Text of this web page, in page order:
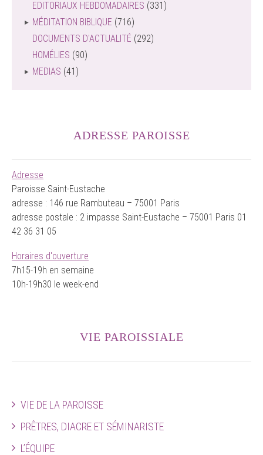
EDITORIAUX HEBDOMADAIRES (331)
MÉDITATION BIBLIQUE (716)
DOCUMENTS D'ACTUALITÉ (292)
HOMÉLIES (90)
MEDIAS (41)
ADRESSE PAROISSE
Adresse
Paroisse Saint-Eustache
adresse : 146 rue Rambuteau – 75001 Paris
adresse postale : 2 impasse Saint-Eustache – 75001 Paris 01
42 36 31 05
Horaires d'ouverture
7h15-19h en semaine
10h-19h30 le week-end
VIE PAROISSIALE
VIE DE LA PAROISSE
PRÊTRES, DIACRE ET SÉMINARISTE
L’ÉQUIPE